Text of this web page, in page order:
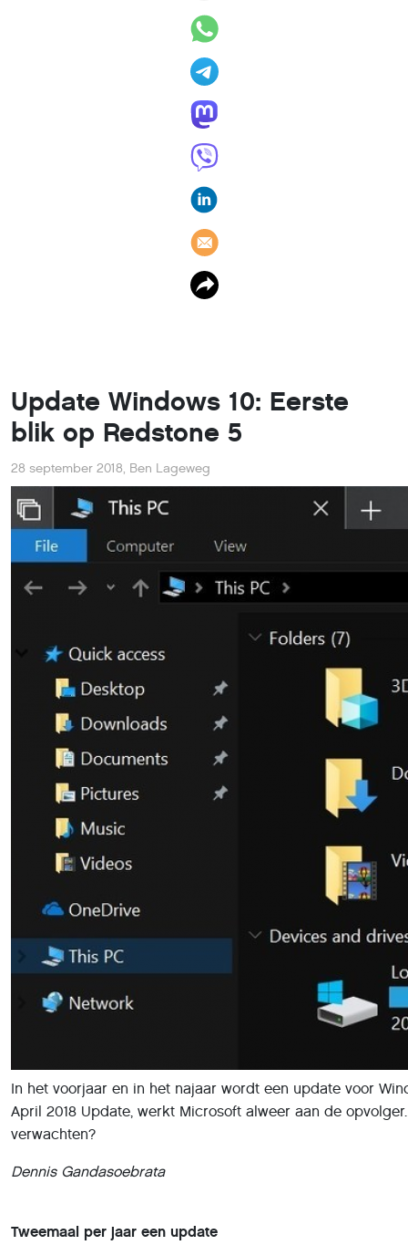
Update Windows 10: Eerste
blik op Redstone 5
28 september 2018, Ben Lageweg
In het voorjaar en in het najaar wordt een update voor
April 2018 Update, werkt Microsoft alweer aan de
verwachten?
Dennis Gandasoebrata
Tweemaal per jaar een update